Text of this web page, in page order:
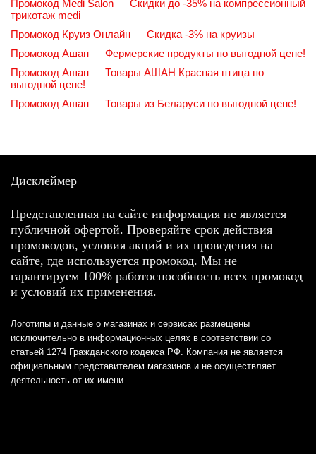
Промокод Medi Salon — Скидки до -35% на компрессионный
трикотаж medi
Промокод Круиз Онлайн — Скидка -3% на круизы
Промокод Ашан — Фермерские продукты по выгодной цене!
Промокод Ашан — Товары АШАН Красная птица по
выгодной цене!
Промокод Ашан — Товары из Беларуси по выгодной цене!
Дисклеймер
Представленная на сайте информация не является
публичной офертой. Проверяйте срок действия
промокодов, условия акций и их проведения на
сайте, где используется промокод. Мы не
гарантируем 100% работоспособность всех промокод
и условий их применения.
Логотипы и данные о магазинах и сервисах размещены
исключительно в информационных целях в соответствии со
статьей 1274 Гражданского кодекса РФ. Компания не является
официальным представителем магазинов и не осуществляет
деятельность от их имени.